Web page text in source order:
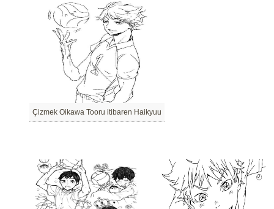
Çizmek Oikawa Tooru itibaren Haikyuu